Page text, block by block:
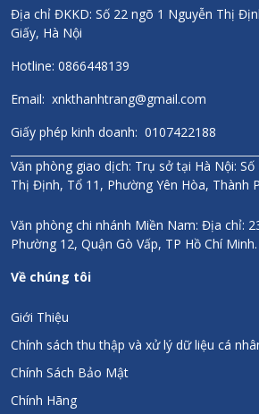
Địa chỉ ĐKKD: Số 22 ngõ 1 Nguyễn Thị
Giấy, Hà Nội
Hotline: 0866448139
Email: xnkthanhtrang@gmail.com
Giấy phép kinh doanh: 0107422188
Văn phòng giao dịch: Trụ sở tại Hà Nội:
Thị Định, Tổ 11, Phường Yên Hòa, Thành
Văn phòng chi nhánh Miền Nam: Địa chỉ:
Phường 12, Quận Gò Vấp, TP Hồ Chí Minh.
Về chúng tôi
Giới Thiệu
Chính sách thu thập và xử lý dữ liệu cá
Chính Sách Bảo Mật
Chính Hãng